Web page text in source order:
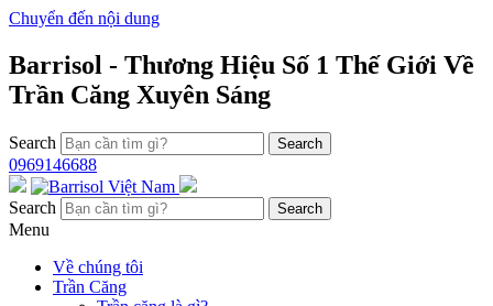
Chuyển đến nội dung
Barrisol - Thương Hiệu Số 1 Thế Giới Về
Trần Căng Xuyên Sáng
Search
0969146688
Search
Menu
Về chúng tôi
Trần Căng